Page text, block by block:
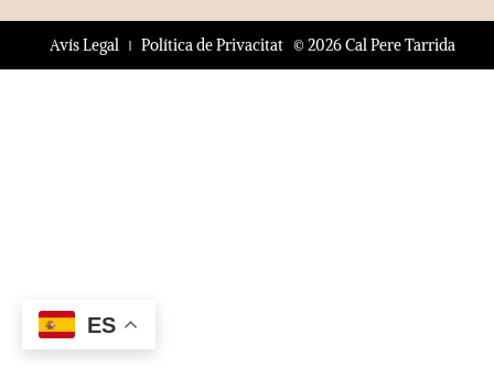
© 2026 Cal Pere Tarrida
Avís Legal Política de Privacitat
ES